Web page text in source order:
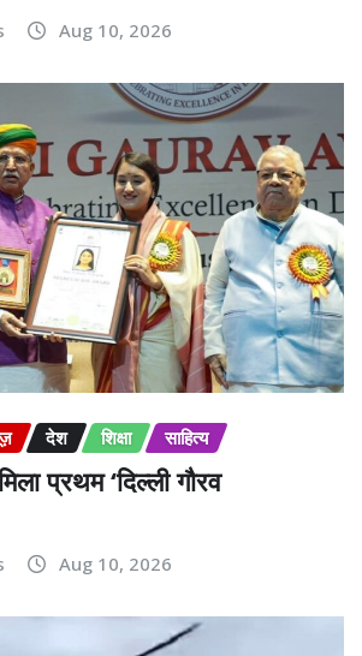
Aug 10, 2026
देश शिक्षा साहित्य
प्रथम ‘दिल्ली गौरव
Aug 10, 2026